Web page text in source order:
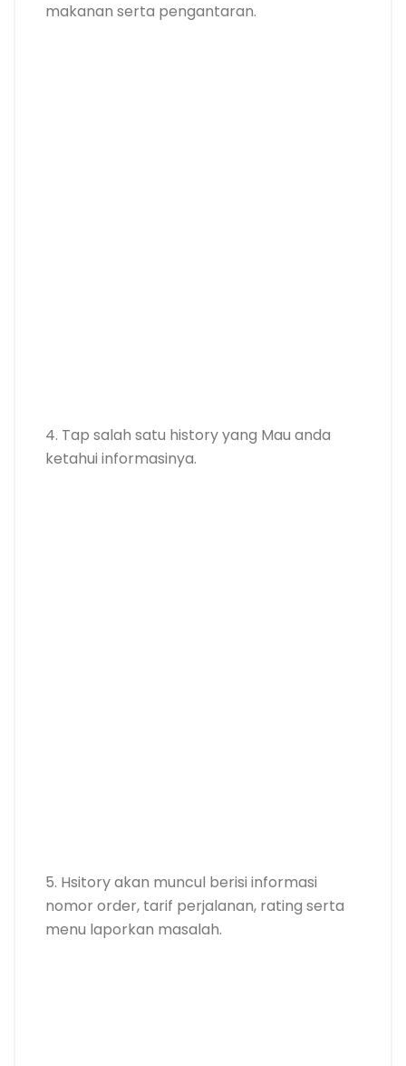
makanan serta pengantaran.
4. Tap salah satu history yang Mau anda
ketahui informasinya.
5. Hsitory akan muncul berisi informasi
nomor order, tarif perjalanan, rating serta
menu laporkan masalah.